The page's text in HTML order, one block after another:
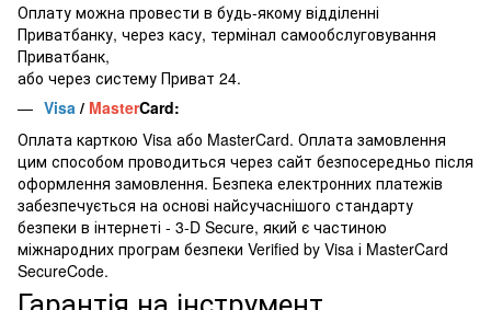
Оплату можна провести в будь-якому відділенні
Приватбанку, через касу, термінал самообслуговування
Приватбанк,
або через систему Приват 24.
Visa / MasterCard:
Оплата карткою Visa або MasterCard. Оплата замовлення
цим способом проводиться через сайт безпосередньо після
оформлення замовлення. Безпека електронних платежів
забезпечується на основі найсучаснішого стандарту
безпеки в інтернеті - 3-D Secure, який є частиною
міжнародних програм безпеки Verified by Visa і MasterCard
SecureCode.
Гарантія на інструмент